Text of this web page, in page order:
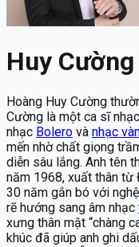
Huy Cường
Hoàng Huy Cường
Cường là một ca sĩ nhạc
nhạc Bolero và nhạc
mến nhờ chất giọng
diễn sâu lắng. Anh tên
năm 1968, xuất thân
30 năm gắn bó với
rẽ hướng sang âm nhạc
xưng thân mật “chàng
khúc đã giúp anh ghi